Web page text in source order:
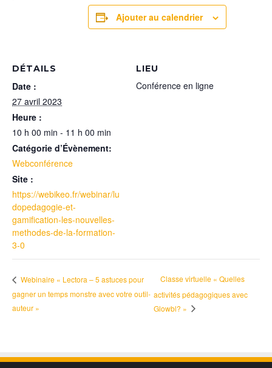
Ajouter au calendrier
DÉTAILS
Date :
27 avril 2023
Heure :
10 h 00 min - 11 h 00 min
Catégorie d’Évènement:
Webconférence
Site :
https://webikeo.fr/webinar/lu
dopedagogie-et-
gamification-les-nouvelles-
methodes-de-la-formation-
3-0
LIEU
Conférence en ligne
Webinaire « Lectora – 5 astuces pour
gagner un temps monstre avec votre outil-
auteur »
Classe virtuelle « Quelles
activités pédagogiques avec
Glowbl? »